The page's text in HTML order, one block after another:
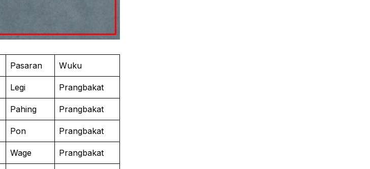
Pasaran Wuku
Legi Prangbakat
Pahing Prangbakat
Pon Prangbakat
Wage Prangbakat